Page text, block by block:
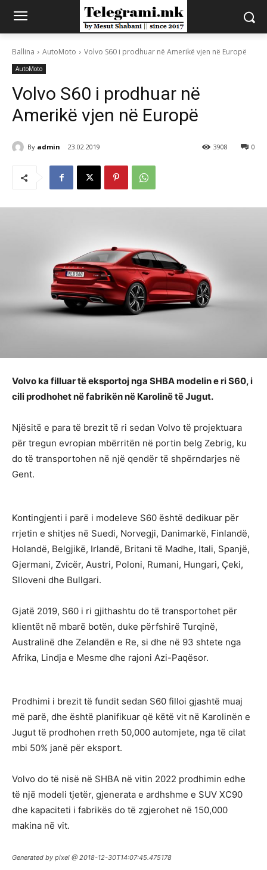
Ballina AutoMoto Volvo S60 i prodhuar në Amerikë vjen në Europë
AutoMoto
Volvo S60 i prodhuar në
Amerikë vjen në Europë
By admin 23.02.2019 0
3908
Volvo ka filluar të eksportoj nga SHBA modelin e ri S60, i
cili prodhohet në fabrikën në Karolinë të Jugut.
Njësitë e para të brezit të ri sedan Volvo të projektuara
për tregun evropian mbërritën në portin belg Zebrig, ku
do të transportohen në një qendër të shpërndarjes në
Gent.
Kontingjenti i parë i modeleve S60 është dedikuar për
rrjetin e shitjes në Suedi, Norvegji, Danimarkë, Finlandë,
Holandë, Belgjikë, Irlandë, Britani të Madhe, Itali, Spanjë,
Gjermani, Zvicër, Austri, Poloni, Rumani, Hungari, Çeki,
Slloveni dhe Bullgari.
Gjatë 2019, S60 i ri gjithashtu do të transportohet për
klientët në mbarë botën, duke përfshirë Turqinë,
Australinë dhe Zelandën e Re, si dhe në 93 shtete nga
Afrika, Lindja e Mesme dhe rajoni Azi-Paqësor.
Prodhimi i brezit të fundit sedan S60 filloi gjashtë muaj
më parë, dhe është planifikuar që këtë vit në Karolinën e
Jugut të prodhohen rreth 50,000 automjete, nga të cilat
mbi 50% janë për eksport.
Volvo do të nisë në SHBA në vitin 2022 prodhimin edhe
të një modeli tjetër, gjenerata e ardhshme e SUV XC90
dhe kapaciteti i fabrikës do të zgjerohet në 150,000
makina në vit.
Generated by pixel @ 2018-12-30T14:07:45.475178